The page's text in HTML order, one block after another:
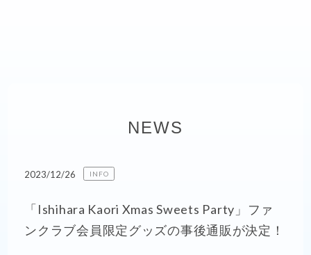
NEWS
2023/12/26 INFO
「Ishihara Kaori Xmas Sweets Party」ファ
ンクラブ会員限定グッズの事後通販が決定！